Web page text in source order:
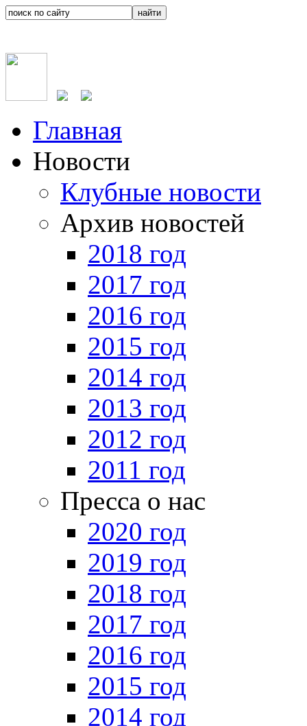
Главная
Новости
Клубные новости
Архив новостей
2018 год
2017 год
2016 год
2015 год
2014 год
2013 год
2012 год
2011 год
Пресса о нас
2020 год
2019 год
2018 год
2017 год
2016 год
2015 год
2014 год